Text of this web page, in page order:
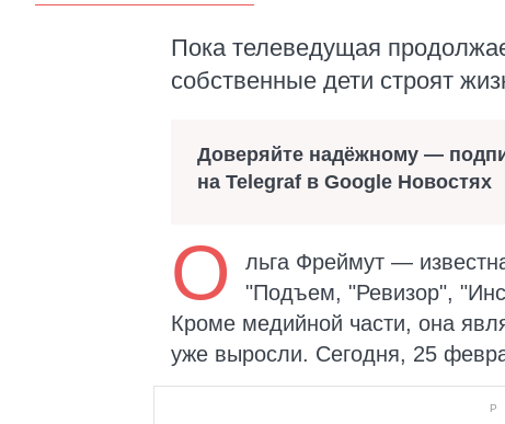
Пока телеведущая
собственные дети строят
Доверяйте надёжному —
на Telegraf в Google Новостях
О
льга Фреймут —
"Подъем, "Ревизор",
Кроме медийной части, она
уже выросли. Сегодня, 25